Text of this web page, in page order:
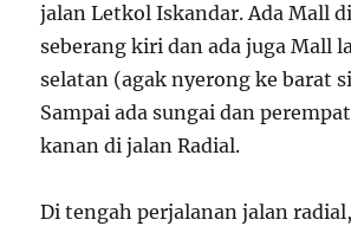
jalan Letkol Iskandar. Ada Mall
seberang kiri dan ada juga Mall
selatan (agak nyerong ke barat
Sampai ada sungai dan
kanan di jalan Radial.
Di tengah perjalanan jalan